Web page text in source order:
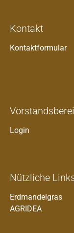
Kontakt
Kontaktformular
Login
Nützliche
Erdmandelgras
AGRIDEA